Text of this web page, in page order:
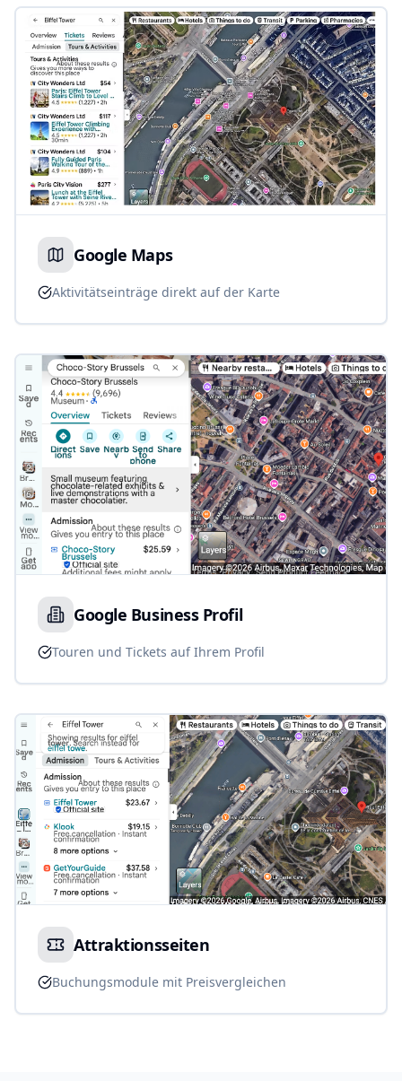
Google Maps
Aktivitätseinträge direkt auf der Karte
Google Business Profil
Touren und Tickets auf Ihrem Profil
Attraktionsseiten
Buchungsmodule mit Preisvergleichen